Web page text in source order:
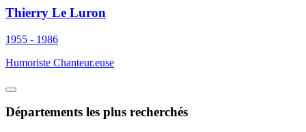
Thierry Le Luron
1955 - 1986
Humoriste Chanteur.euse
Départements les plus recherchés